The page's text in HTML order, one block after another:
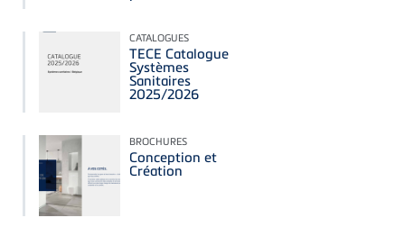
CATALOGUES
TECE Catalogue
Systèmes
Sanitaires
2025/2026
BROCHURES
Conception et
Création